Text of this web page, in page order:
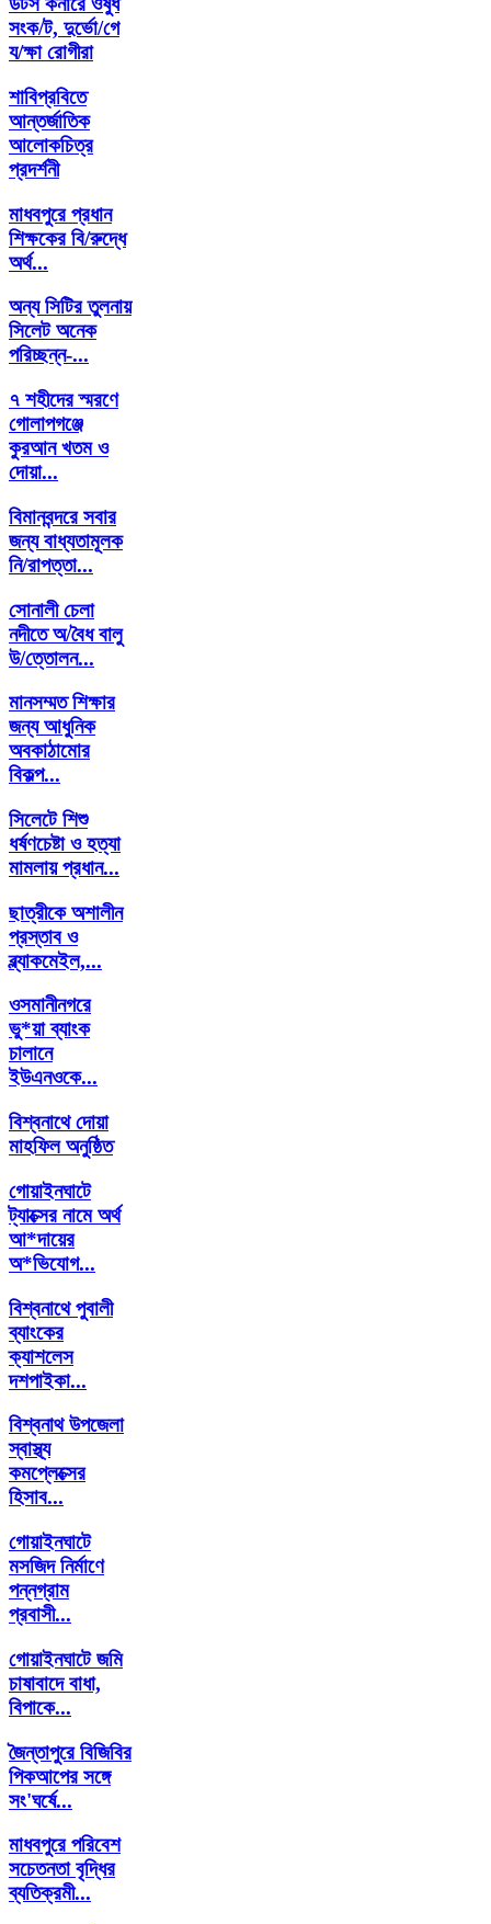
সংক/ট, দুর্ভো/গে
য/ক্ষা রোগীরা
শাবিপ্রবিতে
আন্তর্জাতিক
আলোকচিত্র
প্রদর্শনী
মাধবপুরে প্রধান
শিক্ষকের বি/রুদ্ধে
অর্থ...
অন্য সিটির তুলনায়
সিলেট অনেক
পরিচ্ছন্ন-...
৭ শহীদের স্মরণে
গোলাপগঞ্জে
কুরআন খতম ও
দোয়া...
বিমানবন্দরে সবার
জন্য বাধ্যতামূলক
নি/রাপত্তা...
সোনালী চেলা
নদীতে অ/বৈধ বালু
উ/ত্তোলন...
মানসম্মত শিক্ষার
জন্য আধুনিক
অবকাঠামোর
বিকল্প...
সিলেটে শিশু
ধর্ষণচেষ্টা ও হত্যা
মামলায় প্রধান...
ছাত্রীকে ‍অশালীন
প্রস্তাব ও
ব্ল্যাকমেইল,...
ওসমানীনগরে
ভু*য়া ব্যাংক
চালানে
ইউএনওকে...
বিশ্বনাথে দোয়া
মাহফিল অনুষ্ঠিত
গোয়াইনঘাটে
ট্যাক্সের নামে অর্থ
আ*দায়ের
অ*ভিযোগ...
বিশ্বনাথে পুবালী
ব্যাংকের
ক্যাশলেস
দশপাইকা...
বিশ্বনাথ উপজেলা
স্বাস্থ্য
কমপ্লেক্সের
হিসাব...
গোয়াইনঘাটে
মসজিদ নির্মাণে
পন্নগ্রাম
প্রবাসী...
গোয়াইনঘাটে জমি
চাষাবাদে বাধা,
বিপাকে...
জৈন্তাপুরে বিজিবির
পিকআপের সঙ্গে
সং'ঘর্ষে...
মাধবপুরে পরিবেশ
সচেতনতা বৃদ্ধির
ব্যতিক্রমী...